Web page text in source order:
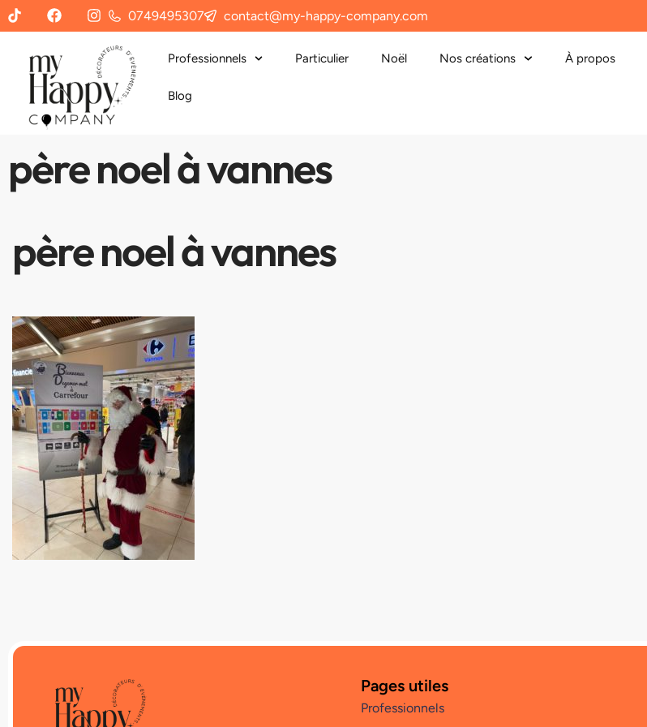
0749495307 contact@my-happy-company.com
Professionnels Particulier Noël Nos créations À propos
Blog
père noel à vannes
père noel à vannes
Pages utiles
Professionnels